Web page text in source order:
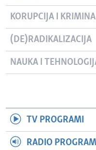
KORUPCIJA I
(DE)RADIKALIZACIJA
NAUKA I
TV PROGRAMI
RADIO